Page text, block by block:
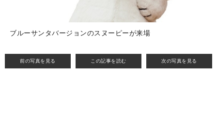
前の写真を見る この記事を読む 次の写真を見る
ブルーサンタバージョンのスヌーピーが来場